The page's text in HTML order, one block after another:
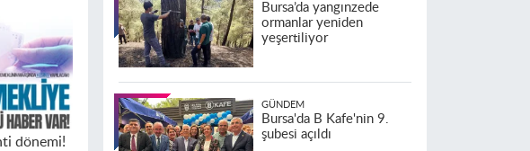
dönemi!
Bursa’da yangınzede
ormanlar yeniden
yeşertiliyor
GÜNDEM
Bursa'da B Kafe'nin 9.
şubesi açıldı